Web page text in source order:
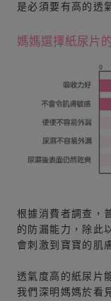
是必須要有高的透
媽媽選擇紙尿片
根據消費者調查，
的防漏能力，除此
會刺激到寶寶的肌
透氣度高的紙尿片
我們深明媽媽於看